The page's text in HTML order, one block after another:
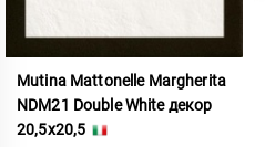
Mutina Mattonelle Margherita
NDM21 Double White декор
20,5x20,5